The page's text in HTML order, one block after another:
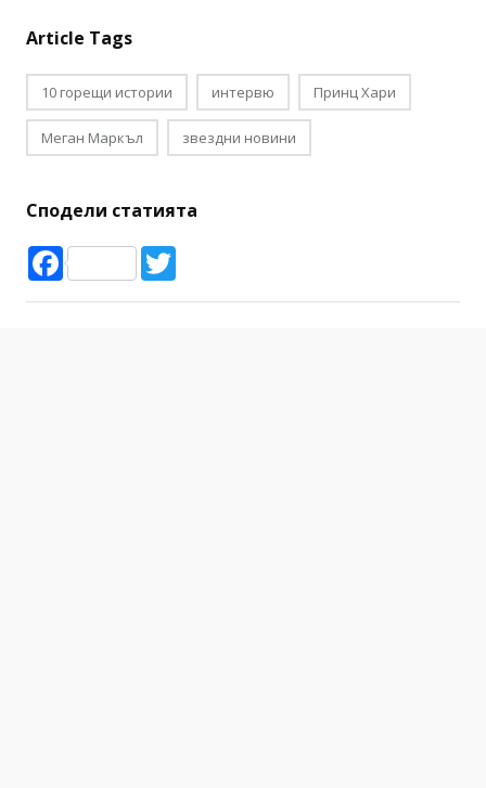
Article Tags
10 горещи истории интервю Принц Хари
Меган Маркъл звездни новини
Сподели статията
Facebook